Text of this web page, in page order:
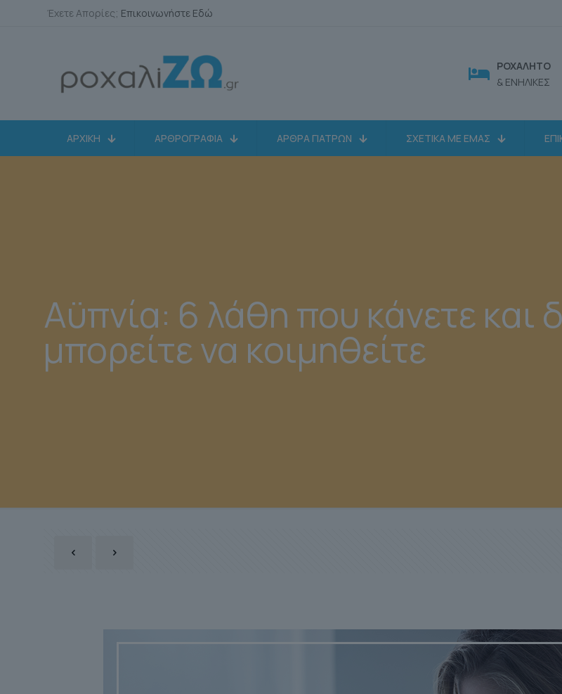
Έχετε Απορίες; Επικοινωνήστε Εδώ
ΡΟΧΑΛΗΤΟ
& ΕΝΗΛΙΚΕΣ
ΑΡΧΙΚΗ ΑΡΘΡΟΓΡΑΦΙΑ ΑΡΘΡΑ ΓΙΑΤΡΩΝ ΣΧΕΤΙΚΑ ΜΕ ΕΜΑΣ
Αϋπνία: 6 λάθη που κάνετε και
μπορείτε να κοιμηθείτε